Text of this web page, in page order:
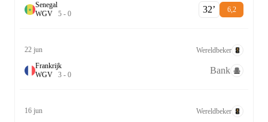
Senegal
WGV 5 - 0 32‎’‎ 6,2
22 jun
Wereldbeker
Frankrijk
WGV 3 - 0 Bank
16 jun
Wereldbeker